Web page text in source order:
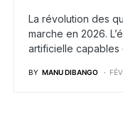
La révolution des
marche en 2026.
artificielle capables
BY MANU DIBANGO